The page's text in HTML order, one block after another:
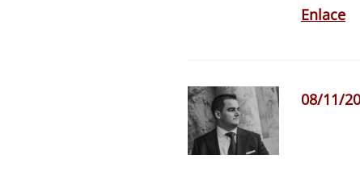
Enlace
08/11/